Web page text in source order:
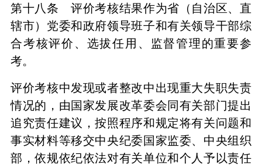
第十八条 评价考核结果作为省（自治区、直
辖市）党委和政府领导班子和有关领导干部综
合考核评价、选拔任用、监督管理的重要参
考。
评价考核中发现或者整改中出现重大失职失责
情况的，由国家发展改革委会同有关部门提出
追究责任建议，按照程序和规定将有关问题和
事实材料等移交中央纪委国家监委、中央组织
部，依规依纪依法对有关单位和个人予以责任